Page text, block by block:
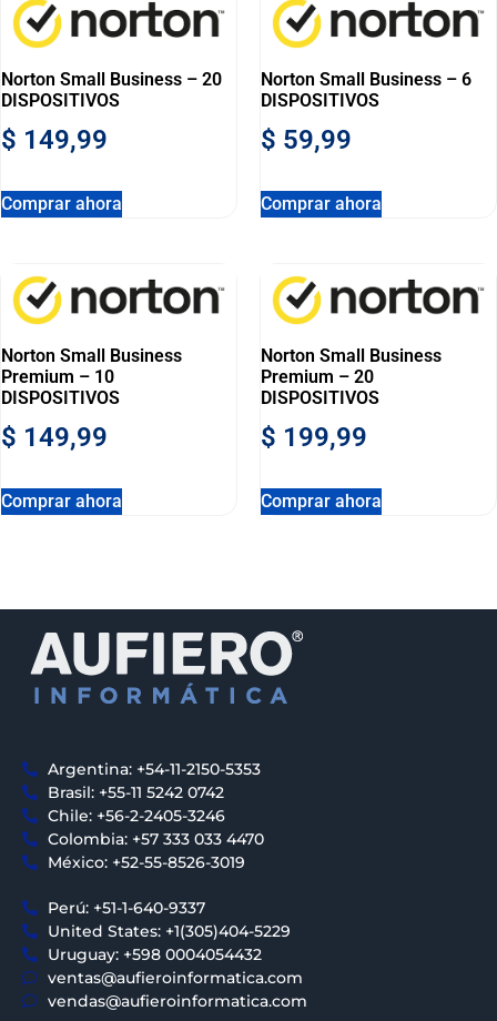
Norton Small Business – 20
DISPOSITIVOS
$ 149,99
Comprar ahora
Norton Small Business – 6
DISPOSITIVOS
$ 59,99
Comprar ahora
Norton Small Business
Premium – 10
DISPOSITIVOS
$ 149,99
Comprar ahora
Norton Small Business
Premium – 20
DISPOSITIVOS
$ 199,99
Comprar ahora
Argentina: +54-11-2150-5353
Brasil: +55-11 5242 0742
Chile: +56-2-2405-3246
Colombia: +57 333 033 4470
México: +52-55-8526-3019
Perú: +51-1-640-9337
United States: +1(305)404-5229
Uruguay: +598 0004054432
ventas@aufieroinformatica.com
vendas@aufieroinformatica.com